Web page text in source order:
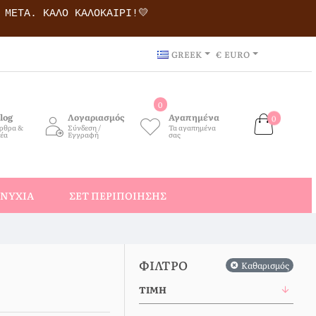
ΜΕΤΆ. ΚΑΛΌ ΚΑΛΟΚΑΊΡΙ!💛
GREEK € EURO
&
Λογαριασμός
Σύνδεση /
Εγγραφή
Αγαπημένα
Τα αγαπημένα
σας
0
0
ΝΎΧΙΑ ΣΕΤ ΠΕΡΙΠΟΊΗΣΗΣ
ΦΊΛΤΡΟ Καθαρισμός
ΤΙΜΉ